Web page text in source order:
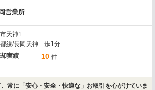
営業所
天神1
都線/長岡天神 歩1分
実績
10 件
常に「安心・安全・快適な」お取引を心がけていま